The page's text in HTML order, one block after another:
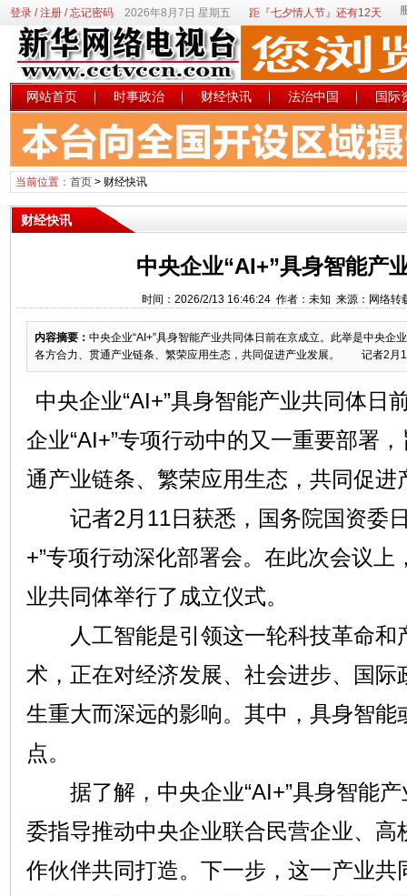
登录/注册/忘记密码 2026年8月7日 星期五 距『七夕情人节』还有12天
网站首页 时事政治 财经快讯 法治中国 国际
当前位置： 首页> 财经快讯
财经快讯
中央企业“AI+”具身智能产
时间：2026/2/13 16:46:24 作者：未知 来源：网络
内容摘要： 中央企业“AI+”具身智能产业共同体日前在京成立。此举是中央企
各方合力、贯通产业链条、繁荣应用生态，共同促进产业发展。 记者2月
中央企业“AI+”具身智能产业共同体日
企业“AI+”专项行动中的又一重要部署
通产业链条、繁荣应用生态，共同促进
记者2月11日获悉，国务院国资委日
+”专项行动深化部署会。在此次会议上
业共同体举行了成立仪式。
人工智能是引领这一轮科技革命和
术，正在对经济发展、社会进步、国际
生重大而深远的影响。其中，具身智能
点。
据了解，中央企业“AI+”具身智能产
委指导推动中央企业联合民营企业、高
作伙伴共同打造。下一步，这一产业共